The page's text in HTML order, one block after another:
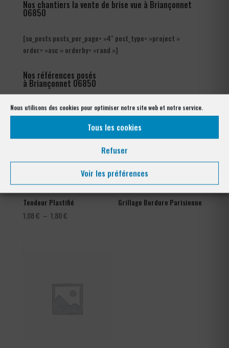
Nous utilisons des cookies pour optimiser notre site web et notre service.
Tous les cookies
Refuser
Voir les préférences
Nos chantiers la vente de brise vue à Briançonnet
06850
[su_posts posts_per_page= »4″ post_type= »project »
order= »asc » orderby= »rand »]
Nos références posés
à Briançonnet 06850
Tendeur Plastifié
1,08€ – 1,80€Plage
Grillage Bordure Parisienne